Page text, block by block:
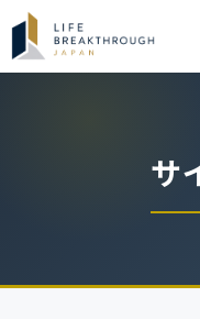
サ